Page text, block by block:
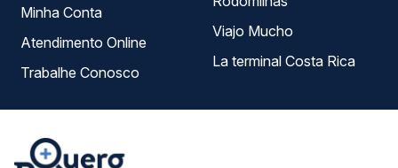
Minha Conta
Atendimento Online
Trabalhe Conosco
Viajo Mucho
La terminal Costa Rica